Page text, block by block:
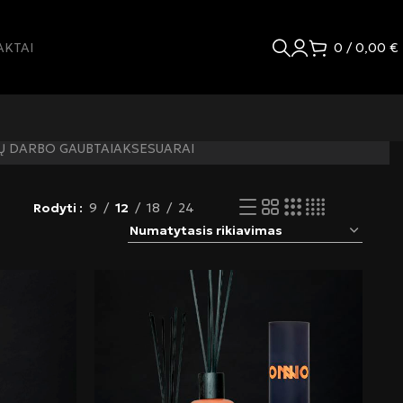
0 / 0,00 €
DARBO GAUBTAIAKSESUARAI
Rodyti 9 12 18 24